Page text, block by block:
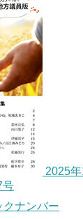
2025
号
クナンバー